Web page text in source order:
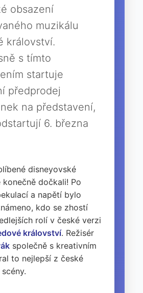
obsazení
muzikálu
království.
s tímto
startuje
předprodej
na představení,
6. března
disneyovské
konečně dočkali! Po
a napětí bylo
kdo se zhostí
rolí v české verzi
království. Režisér
společně s kreativním
to nejlepší z české